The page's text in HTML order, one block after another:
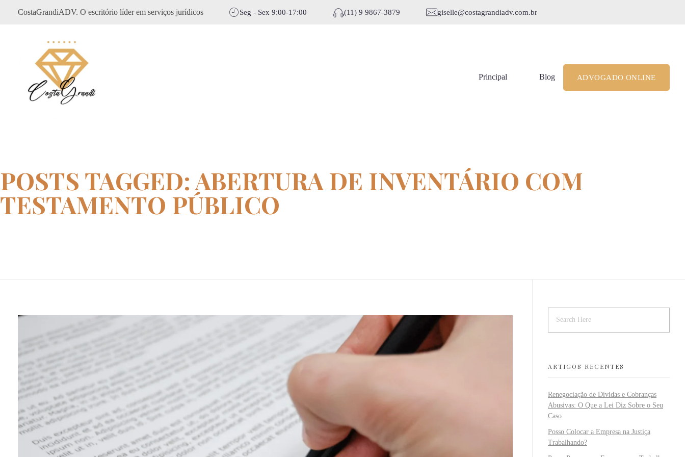
CostaGrandiADV. O escritório líder em serviços jurídicos Seg - Sex 9:00-17:00 (11) 9 9867-3879 giselle@costagrandiadv.com.br
Principal Blog ADVOGADO ONLINE
POSTS TAGGED: ABERTURA DE INVENTÁRIO COM
TESTAMENTO PÚBLICO
ARTIGOS RECENTES
Renegociação de Dívidas e Cobranças
Abusivas: O Que a Lei Diz Sobre o Seu
Caso
Posso Colocar a Empresa na Justiça
Trabalhando?